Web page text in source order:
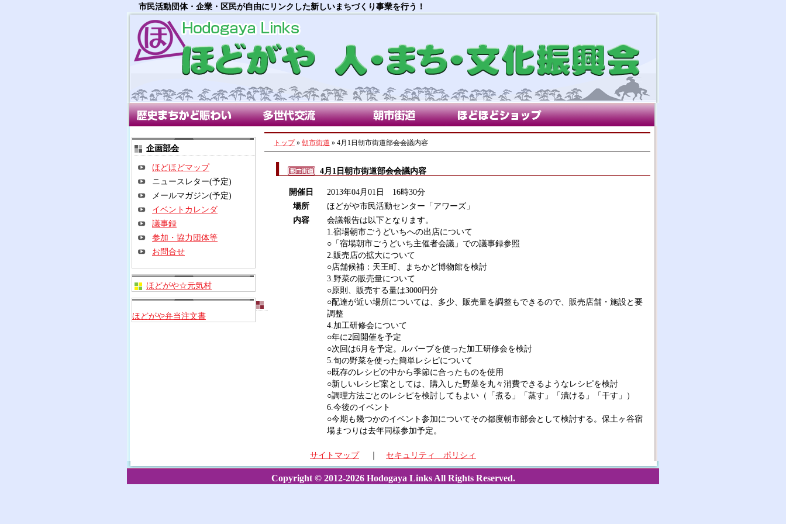
市民活動団体・企業・区民が自由にリンクした新しいまちづくり事業を行う！
多世代交流部会 朝市街道部会 ほどほどショップ
トップ» 朝市街道 » 4月1日朝市街道部会会議内容
4月1日朝市街道部会会議内容
開催日
2013年04月01日 16時30分
場所
ほどがや市民活動センター「アワーズ」
内容
会議報告は以下となります。
1.宿場朝市ごうどいちへの出店について
○「宿場朝市ごうどいち主催者会議」での議事録参照
2.販売店の拡大について
○店舗候補：天王町、まちかど博物館を検討
3.野菜の販売量について
○原則、販売する量は3000円分
○配達が近い場所については、多少、販売量を調整もできるので、販売店舗・施設と要
調整
4.加工研修会について
○年に2回開催を予定
○次回は6月を予定。ルバーブを使った加工研修会を検討
5.旬の野菜を使った簡単レシピについて
○既存のレシピの中から季節に合ったものを使用
○新しいレシピ案としては、購入した野菜を丸々消費できるようなレシピを検討
○調理方法ごとのレシピを検討してもよい（「煮る」「蒸す」「漬ける」「干す」）
6.今後のイベント
○今期も幾つかのイベント参加についてその都度朝市部会として検討する。保土ヶ谷宿
場まつりは去年同様参加予定。
企画部会
ほどほどマップ
ニュースレター(予定)
メールマガジン(予定)
イベントカレンダ
議事録
参加・協力団体等
お問合せ
ほどがや☆元気村
ほどがや弁当注文書
サイトマップ｜ セキュリティ ポリシィ
Copyright © 2012-2026 Hodogaya Links All Rights Reserved.